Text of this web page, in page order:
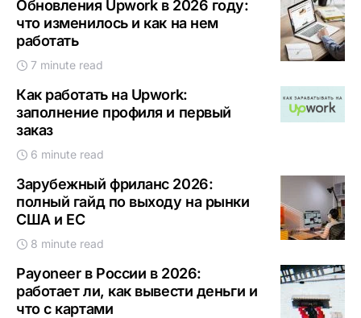
Обновления Upwork в 2026 году:
что изменилось и как на нем
работать
7 minute read
Как работать на Upwork:
заполнение профиля и первый
заказ
6 minute read
Зарубежный фриланс 2026:
полный гайд по выходу на рынки
США и ЕС
8 minute read
Payoneer в России в 2026:
работает ли, как вывести деньги и
что с картами